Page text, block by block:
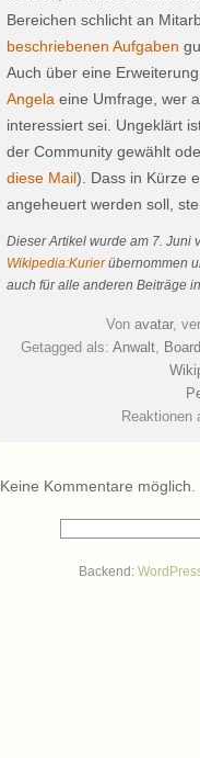
Bereichen schlicht an
beschriebenen Aufgaben
Auch über eine
Angela eine Umfrage, wer
interessiert sei. Ungeklärt
der Community gewählt
diese Mail). Dass in Kürze
angeheuert werden soll,
Dieser Artikel wurde am 7. Juni
Wikipedia:Kurierübernommen
auch für alle anderen Beiträge
Von avatar,
Getagged als: Anwalt, Board
Keine Kommentare möglich.
Backend: